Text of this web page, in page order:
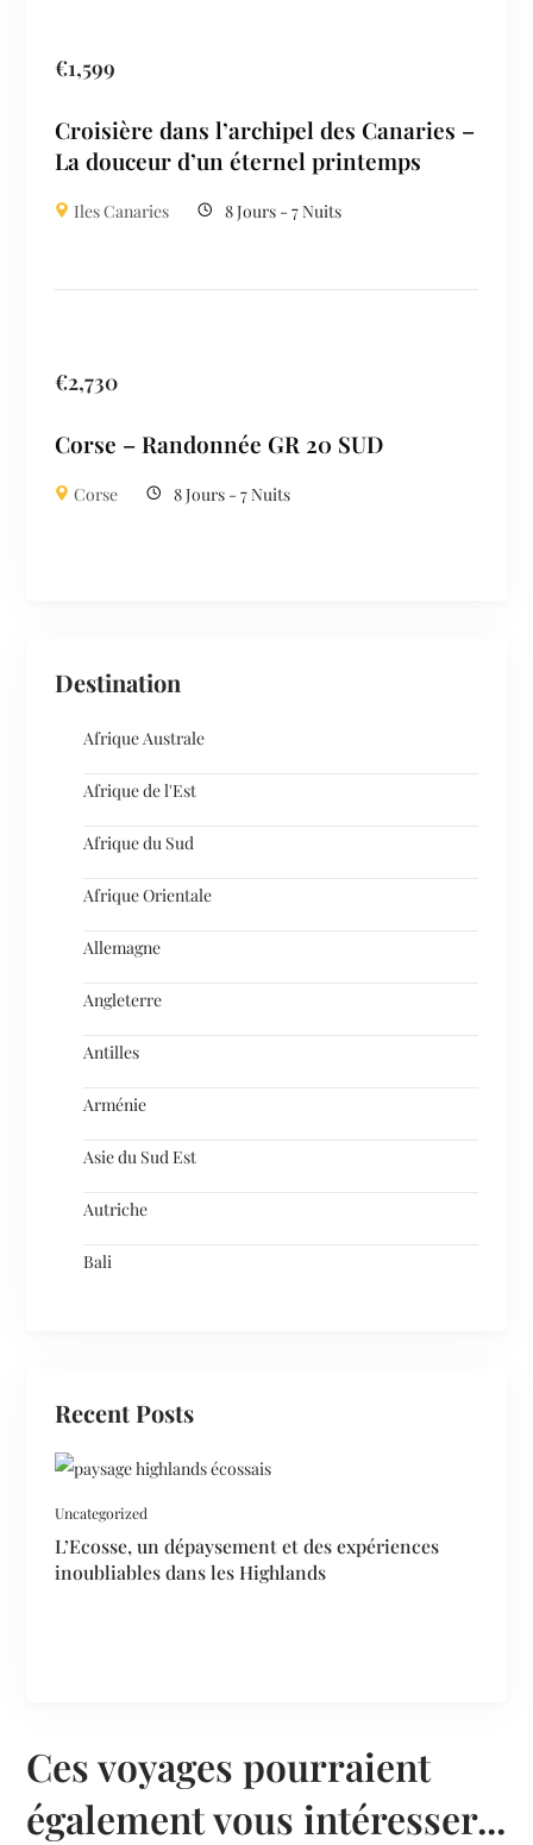
€1,599
Croisière dans l’archipel des Canaries –
La douceur d’un éternel printemps
Iles Canaries 8 Jours - 7 Nuits
€2,730
Corse – Randonnée GR 20 SUD
Corse 8 Jours - 7 Nuits
Destination
Afrique Australe
Afrique de l'Est
Afrique du Sud
Afrique Orientale
Allemagne
Angleterre
Antilles
Arménie
Asie du Sud Est
Autriche
Bali
Recent Posts
Uncategorized
L’Ecosse, un dépaysement et des expériences
inoubliables dans les Highlands
Ces voyages pourraient
également vous intéresser...